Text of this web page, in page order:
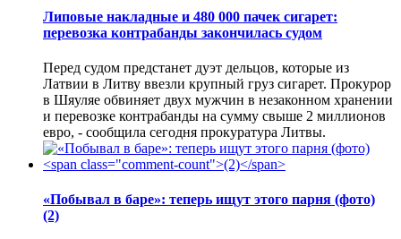
Липовые накладные и 480 000 пачек сигарет:
перевозка контрабанды закончилась судом
Перед судом предстанет дуэт дельцов, которые из
Латвии в Литву ввезли крупный груз сигарет. Прокурор
в Шяуляе обвиняет двух мужчин в незаконном хранении
и перевозке контрабанды на сумму свыше 2 миллионов
евро, - сообщила сегодня прокуратура Литвы.
«Побывал в баре»: теперь ищут этого парня (фото)
(2)